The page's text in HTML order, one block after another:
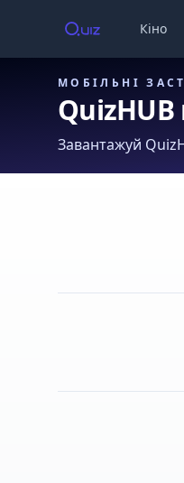
Кіно
МОБІЛЬНІ
QuizHUB
Завантажуй